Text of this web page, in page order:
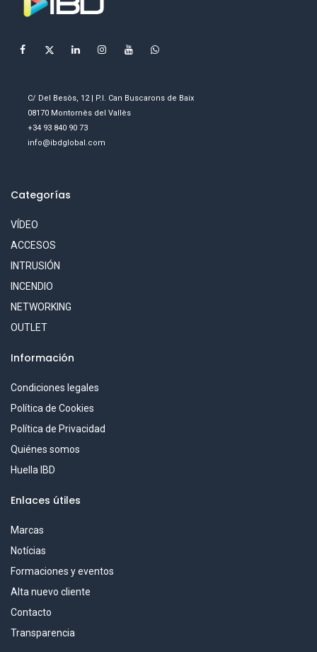
C/ Del Besòs, 12 | P.I. Can Buscarons de Baix
08170 Montornès del Vallès
+34 93 840 90 73
info@ibdglobal.com
Categorías
VÍDEO
ACCESOS
INTRUSIÓN
INCENDIO
NETWORKING
OUTLET
Información
Condiciones legales
Política de Cookies
Política de Privacidad
Quiénes somos
Huella IBD
Enlaces útiles
Marcas
Notícias
Formaciones y eventos
Alta nuevo cliente
Contacto
Transparencia